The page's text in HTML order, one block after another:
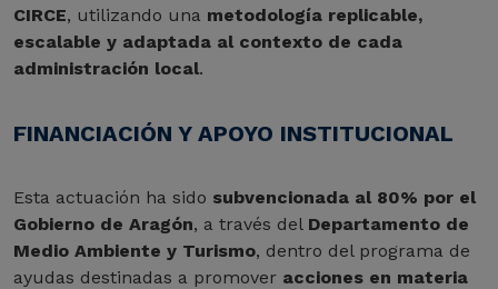
CIRCE, utilizando una metodología replicable,
escalable y adaptada al contexto de cada
administración local.
FINANCIACIÓN Y APOYO INSTITUCIONAL
Esta actuación ha sido subvencionada al 80% por el
Gobierno de Aragón, a través del Departamento de
Medio Ambiente y Turismo, dentro del programa de
ayudas destinadas a promover acciones en materia